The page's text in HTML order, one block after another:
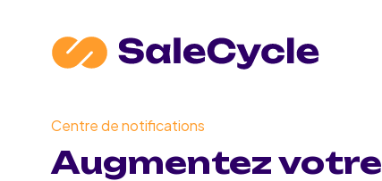
Centre de notifications
Augmentez votre